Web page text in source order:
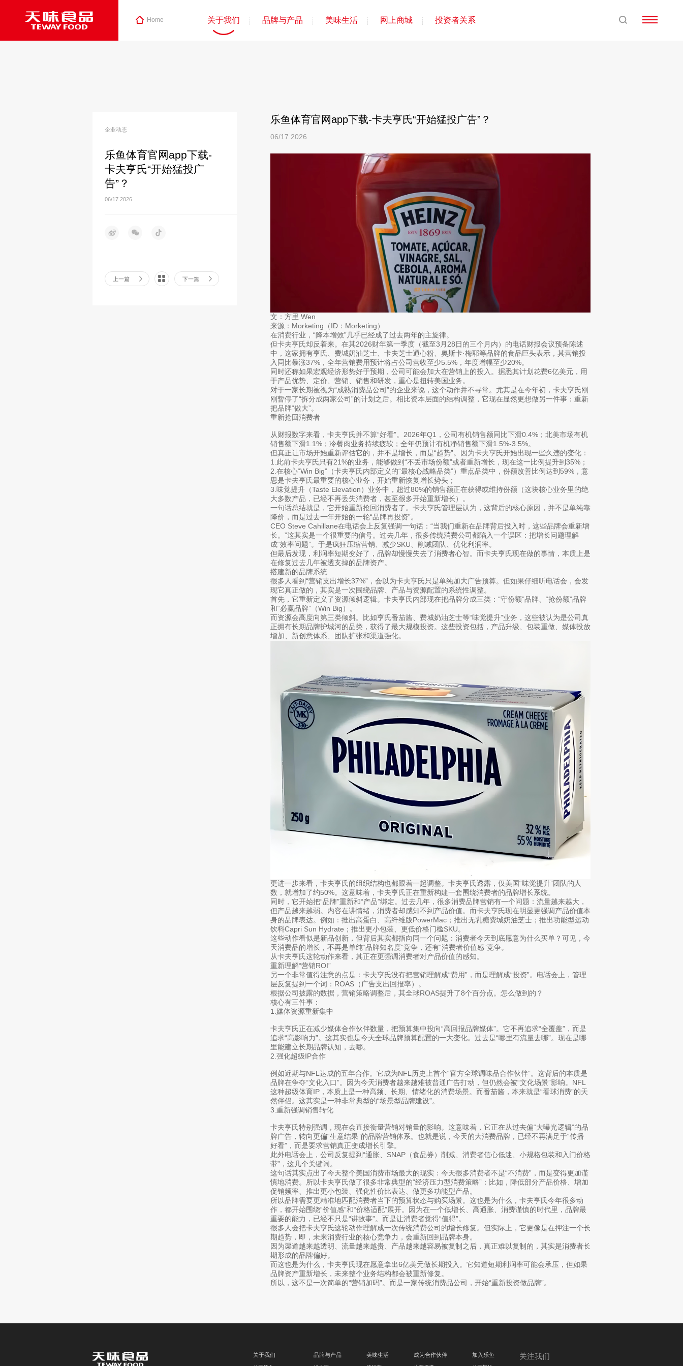
Home 关于我们 品牌与产品 美味生活 网上商城 投资者关系
企业动态
乐鱼体育官网app下载-
卡夫亨氏“开始猛投广
告”？
06/17 2026
上一篇 下一篇
乐鱼体育官网app下载-卡夫亨氏“开始猛投广告”？
06/17 2026
文：方里 Wen
来源：Morketing（ID：Morketing）
在消费行业，“降本增效”几乎已经成了过去两年的主旋律。
但卡夫亨氏却反着来。在其2026财年第一季度（截至3月28日的三个月内）的电话财报会议预备陈述
中，这家拥有亨氏、费城奶油芝士、卡夫芝士通心粉、奥斯卡·梅耶等品牌的食品巨头表示，其营销投
入同比暴涨37%，全年营销费用预计将占公司营收至少5.5%，年度增幅至少20%。
同时还称如果宏观经济形势好于预期，公司可能会加大在营销上的投入。据悉其计划花费6亿美元，用
于产品优势、定价、营销、销售和研发，重心是扭转美国业务。
对于一家长期被视为“成熟消费品公司”的企业来说，这个动作并不寻常。尤其是在今年初，卡夫亨氏刚
刚暂停了“拆分成两家公司”的计划之后。相比资本层面的结构调整，它现在显然更想做另一件事：重新
把品牌“做大”。
重新抢回消费者
从财报数字来看，卡夫亨氏并不算“好看”。2026年Q1，公司有机销售额同比下滑0.4%；北美市场有机
销售额下滑1.1%；冷餐肉业务持续疲软；全年仍预计有机净销售额下滑1.5%-3.5%。
但真正让市场开始重新评估它的，并不是增长，而是“趋势”。因为卡夫亨氏开始出现一些久违的变化：
1.此前卡夫亨氏只有21%的业务，能够做到“不丢市场份额”或者重新增长，现在这一比例提升到35%；
2.在核心“Win Big”（卡夫亨氏内部定义的“最核心战略品类”）重点品类中，份额改善比例达到59%，意
思是卡夫亨氏最重要的核心业务，开始重新恢复增长势头；
3.味觉提升（Taste Elevation）业务中，超过80%的销售额正在获得或维持份额（这块核心业务里的绝
大多数产品，已经不再丢失消费者，甚至很多开始重新增长）。
一句话总结就是，它开始重新抢回消费者了。卡夫亨氏管理层认为，这背后的核心原因，并不是单纯靠
降价，而是过去一年开始的一轮“品牌再投资”。
CEO Steve Cahillane在电话会上反复强调一句话：“当我们重新在品牌背后投入时，这些品牌会重新增
长。”这其实是一个很重要的信号。过去几年，很多传统消费公司都陷入一个误区：把增长问题理解
成“效率问题”。于是疯狂压缩营销、减少SKU、削减团队、优化利润率。
但最后发现，利润率短期变好了，品牌却慢慢失去了消费者心智。而卡夫亨氏现在做的事情，本质上是
在修复过去几年被透支掉的品牌资产。
搭建新的品牌系统
很多人看到“营销支出增长37%”，会以为卡夫亨氏只是单纯加大广告预算。但如果仔细听电话会，会发
现它真正做的，其实是一次围绕品牌、产品与资源配置的系统性调整。
首先，它重新定义了资源倾斜逻辑。卡夫亨氏内部现在把品牌分成三类：“守份额”品牌、“抢份额”品牌
和“必赢品牌”（Win Big）。
而资源会高度向第三类倾斜。比如亨氏番茄酱、费城奶油芝士等“味觉提升”业务，这些被认为是公司真
正拥有长期品牌护城河的品类，获得了最大规模投资。这些投资包括，产品升级、包装重做、媒体投放
增加、新创意体系、团队扩张和渠道强化。
更进一步来看，卡夫亨氏的组织结构也都跟着一起调整。卡夫亨氏透露，仅美国“味觉提升”团队的人
数，就增加了约50%。这意味着，卡夫亨氏正在重新构建一套围绕消费者的品牌增长系统。
同时，它开始把“品牌”重新和“产品”绑定。过去几年，很多消费品牌营销有一个问题：流量越来越大，
但产品越来越弱。内容在讲情绪，消费者却感知不到产品价值。而卡夫亨氏现在明显更强调产品价值本
身的品牌表达。例如：推出高蛋白、高纤维版PowerMac；推出无乳糖费城奶油芝士；推出功能型运动
饮料Capri Sun Hydrate；推出更小包装、更低价格门槛SKU。
这些动作看似是新品创新，但背后其实都指向同一个问题：消费者今天到底愿意为什么买单？可见，今
天消费品的增长，不再是单纯“品牌知名度”竞争，还有“消费者价值感”竞争。
从卡夫亨氏这轮动作来看，其正在更强调消费者对产品价值的感知。
重新理解“营销ROI”
另一个非常值得注意的点是：卡夫亨氏没有把营销理解成“费用”，而是理解成“投资”。电话会上，管理
层反复提到一个词：ROAS（广告支出回报率）。
根据公司披露的数据，营销策略调整后，其全球ROAS提升了8个百分点。怎么做到的？
核心有三件事：
1.媒体资源重新集中
卡夫亨氏正在减少媒体合作伙伴数量，把预算集中投向“高回报品牌媒体”。它不再追求“全覆盖”，而是
追求“高影响力”。这其实也是今天全球品牌预算配置的一大变化。过去是“哪里有流量去哪”。现在是哪
里能建立长期品牌认知，去哪。
2.强化超级IP合作
例如近期与NFL达成的五年合作。它成为NFL历史上首个“官方全球调味品合作伙伴”。这背后的本质是
品牌在争夺“文化入口”。因为今天消费者越来越难被普通广告打动，但仍然会被“文化场景”影响。NFL
这种超级体育IP，本质上是一种高频、长期、情绪化的消费场景。而番茄酱，本来就是“看球消费”的天
然伴侣。这其实是一种非常典型的“场景型品牌建设”。
3.重新强调销售转化
卡夫亨氏特别强调，现在会直接衡量营销对销量的影响。这意味着，它正在从过去偏“大曝光逻辑”的品
牌广告，转向更偏“生意结果”的品牌营销体系。也就是说，今天的大消费品牌，已经不再满足于“传播
好看”，而是要求营销真正变成增长引擎。
此外电话会上，公司反复提到“通胀、SNAP（食品券）削减、消费者信心低迷、小规格包装和入门价格
带”，这几个关键词。
这句话其实点出了今天整个美国消费市场最大的现实：今天很多消费者不是“不消费”，而是变得更加谨
慎地消费。所以卡夫亨氏做了很多非常典型的“经济压力型消费策略”：比如，降低部分产品价格、增加
促销频率、推出更小包装、强化性价比表达、做更多功能型产品。
所以品牌需要更精准地匹配消费者当下的预算状态与购买场景。这也是为什么，卡夫亨氏今年很多动
作，都开始围绕“价值感”和“价格适配”展开。因为在一个低增长、高通胀、消费谨慎的时代里，品牌最
重要的能力，已经不只是“讲故事”。而是让消费者觉得“值得”。
很多人会把卡夫亨氏这轮动作理解成一次传统消费公司的增长修复。但实际上，它更像是在押注一个长
期趋势，即，未来消费行业的核心竞争力，会重新回到品牌本身。
因为渠道越来越透明、流量越来越贵、产品越来越容易被复制之后，真正难以复制的，其实是消费者长
期形成的品牌偏好。
而这也是为什么，卡夫亨氏现在愿意拿出6亿美元做长期投入。它知道短期利润率可能会承压，但如果
品牌资产重新增长，未来整个业务结构都会被重新修复。
所以，这不是一次简单的“营销加码”。而是一家传统消费品公司，开始“重新投资做品牌”。
关注我们
关于我们 品牌与产品 美味生活 成为合作伙伴 加入乐鱼